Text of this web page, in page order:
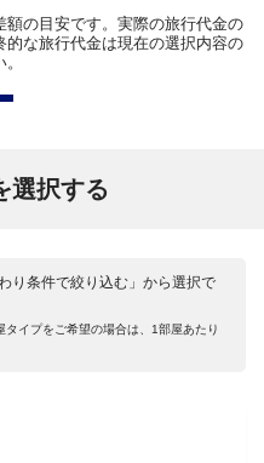
の目安です。実際の旅行代金の
な旅行代金は現在の選択内容の
選択する
り条件で絞り込む」から選択で
イプをご希望の場合は、1部屋あたり